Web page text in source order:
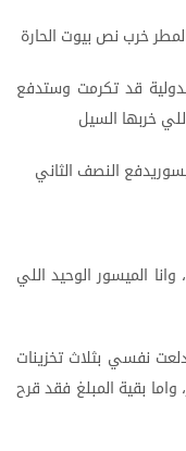
خرب نص بيوت الحارة
قد تكرمت وستدفع
خربها السيل
النصف الثاني
، وانا الميسور الوحيد اللي
نفسي بثلاث تخزينات
واما بقية المبلغ فقدقرح